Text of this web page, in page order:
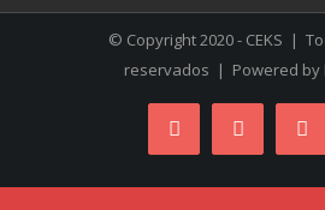
© Copyright 2020 - CEKS |
reservados | Powered by
FacebookInstagram